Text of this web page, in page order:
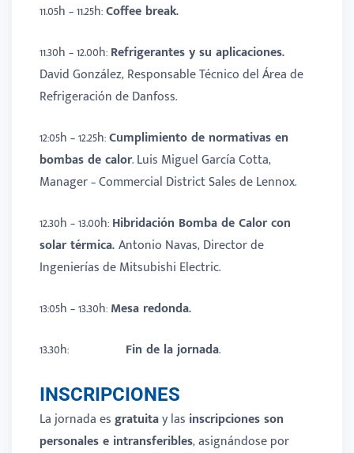
11.05h – 11.25h:Coffee break.
11.30h – 12.00h:Refrigerantes y su aplicaciones.
David González, Responsable Técnico del Área de
Refrigeración de Danfoss.
12:05h – 12.25h:Cumplimiento de normativas en
bombas de calor. Luis Miguel García Cotta,
Manager – Commercial District Sales de Lennox.
12.30h – 13.00h:Hibridación Bomba de Calor con
solar térmica.Antonio Navas, Director de
Ingenierías de Mitsubishi Electric.
13:05h – 13.30h:Mesa redonda.
13.30h: Fin de la jornada.
INSCRIPCIONES
La jornada esgratuitay las inscripciones son
personales e intransferibles, asignándose por